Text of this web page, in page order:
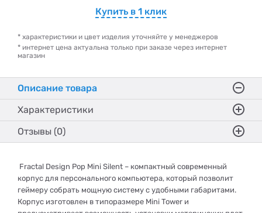
Купить в 1 клик
* характеристики и цвет изделия уточняйте у менеджеров
* интернет цена актуальна только при заказе через интернет
магазин
Описание товара
Характеристики
Отзывы (0)
Fractal Design Pop Mini Silent – ​​компактный современный
корпус для персонального компьютера, который позволит
геймеру собрать мощную систему с удобными габаритами.
Корпус изготовлен в типоразмере Mini Tower и